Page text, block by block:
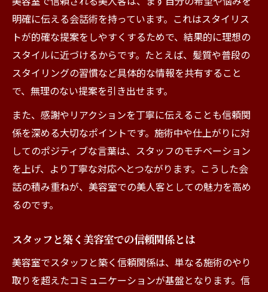
明確に伝える会話術を持っています。これはスタイリス
トが的確な提案をしやすくするためで、結果的に理想の
スタイルに近づけるからです。たとえば、髪質や普段の
スタイリングの習慣など具体的な情報を共有すること
で、無理のない提案を引き出せます。
また、感謝やリアクションを丁寧に伝えることも信頼関
係を深める大切なポイントです。施術中や仕上がりに対
してのポジティブな言葉は、スタッフのモチベーション
を上げ、より丁寧な対応へとつながります。こうした会
話の積み重ねが、美容室での美人客としての魅力を高め
るのです。
スタッフと築く美容室での信頼関係とは
美容室でスタッフと築く信頼関係は、単なる施術のやり
取りを超えたコミュニケーションが基盤となります。信